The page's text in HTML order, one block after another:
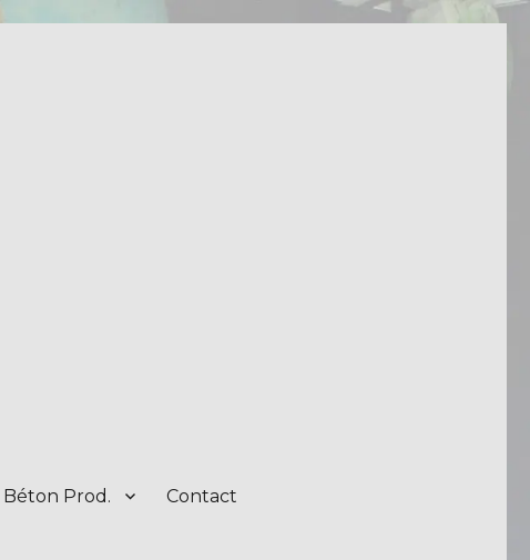
Béton Prod. Contact